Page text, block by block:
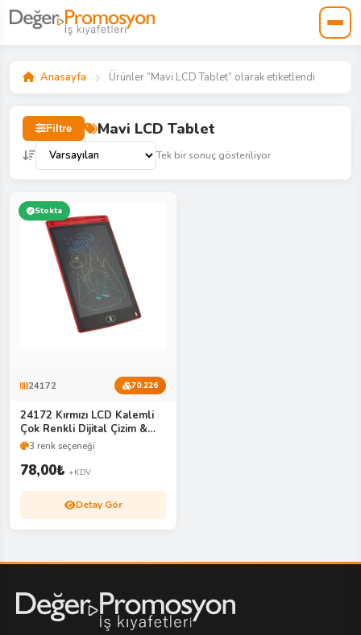
Anasayfa Ürünler “Mavi LCD Tablet” olarak etiketlendi
Filtre Mavi LCD Tablet
Tek bir sonuç gösteriliyor
Stokta
24172 70.226
24172 Kırmızı LCD Kalemli
Çok Renkli Dijital Çizim &
Yazı Tahtası
3 renk seçeneği
78,00₺ +KDV
Detay Gör